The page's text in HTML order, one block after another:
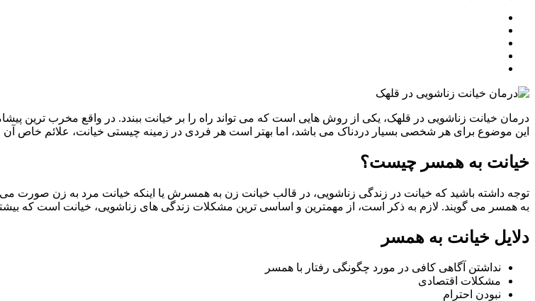
درمان خیانت زناشویی در قلهک، یکی از روش هایی است که می تواند راه را بر خیانت ببندد. در واقع مخرب ترین
این موضوع برای هر شخصی بسیار دردناک می باشد، اما بهتر است هر فردی در زمینه چیستی خیانت، علائم خاص آن
خیانت به همسر چیست؟
توجه داشته باشید که خیانت در زندگی زناشویی، در قالب خیانت زن به همسرش یا اینکه خیانت مرد به زن صورت
به همسر می گویند. لازم به ذکر است، از مهمترین و اساسی ترین مشکلات زندگی های زناشویی، خیانت است که
دلایل خیانت به همسر
نداشتن آگاهی کافی در مورد چگونگی رفتار با همسر
مشکلات اقتصادی
نبودن احترام